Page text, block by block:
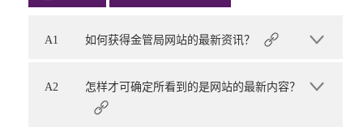
A1 如何获得金管局网站的最新资讯？
A2 怎样才可确定所看到的是网站的最新内容？